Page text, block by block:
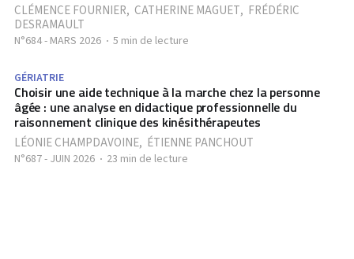
CLÉMENCE FOURNIER, CATHERINE MAGUET, FRÉDÉRIC
DESRAMAULT
N°684 - MARS 2026 5 min de lecture
GÉRIATRIE
Choisir une aide technique à la marche chez la personne
âgée : une analyse en didactique professionnelle du
raisonnement clinique des kinésithérapeutes
LÉONIE CHAMPDAVOINE, ÉTIENNE PANCHOUT
N°687 - JUIN 2026 23 min de lecture